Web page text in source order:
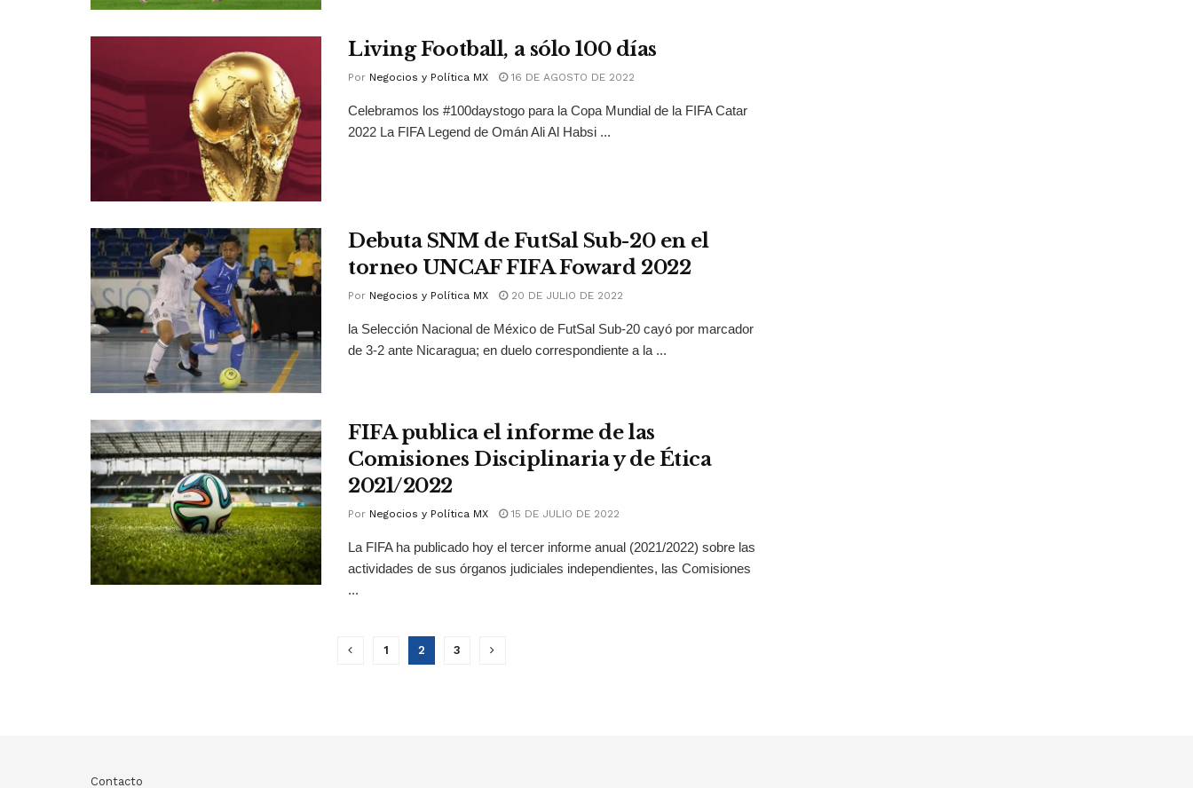
Living Football, a sólo 100 días
Por Negocios y Política MX 16 DE AGOSTO DE 2022
Celebramos los #100daystogo para la Copa Mundial de la FIFA Catar
2022 La FIFA Legend de Omán Ali Al Habsi ...
Debuta SNM de FutSal Sub-20 en el
torneo UNCAF FIFA Foward 2022
Por Negocios y Política MX 20 DE JULIO DE 2022
la Selección Nacional de México de FutSal Sub-20 cayó por marcador
de 3-2 ante Nicaragua; en duelo correspondiente a la ...
FIFA publica el informe de las
Comisiones Disciplinaria y de Ética
2021/2022
Por Negocios y Política MX 15 DE JULIO DE 2022
La FIFA ha publicado hoy el tercer informe anual (2021/2022) sobre las
actividades de sus órganos judiciales independientes, las Comisiones
...
1 2 3
Contacto